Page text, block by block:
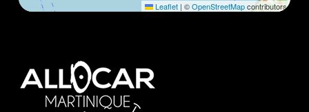
Leaflet | ©OpenStreetMapcontributors